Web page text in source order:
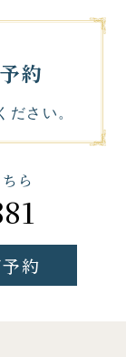
約
さい。
ら
約